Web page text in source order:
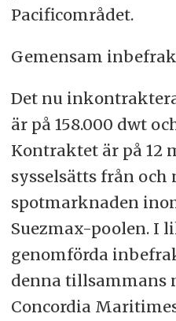
Pacificområdet.
Gemensam
Det nu
är på 158.000 dwt
Kontraktet är på 12
sysselsätts från och
spotmarknaden
Suezmax-poolen. I
genomförda
denna tillsammans
Concordia